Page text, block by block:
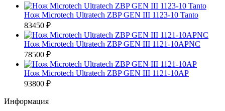
Нож Microtech Ultratech ZBP GEN III 1123-10 Tanto
83450 ₽
Нож Microtech Ultratech ZBP GEN III 1121-10APNC
78500 ₽
Нож Microtech Ultratech ZBP GEN III 1121-10AP
93800 ₽
Информация